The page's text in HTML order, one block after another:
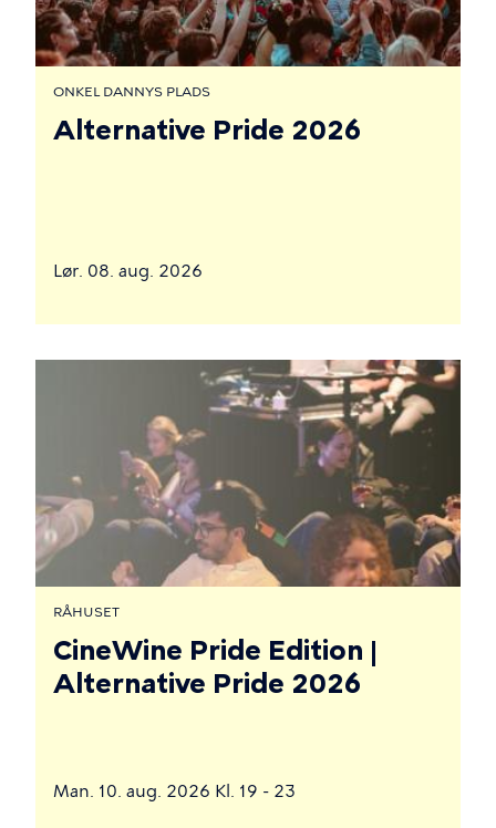
ONKEL DANNYS PLADS
Alternative Pride 2026
Lør. 08. aug. 2026
RÅHUSET
CineWine Pride Edition |
Alternative Pride 2026
Man. 10. aug. 2026 Kl. 19 - 23